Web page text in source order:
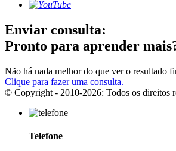
Enviar consulta:
Pronto para aprender
Não há nada melhor do que ver o resultado
Clique para fazer uma consulta.
© Copyright - 2010-2026: Todos os direitos
Telefone